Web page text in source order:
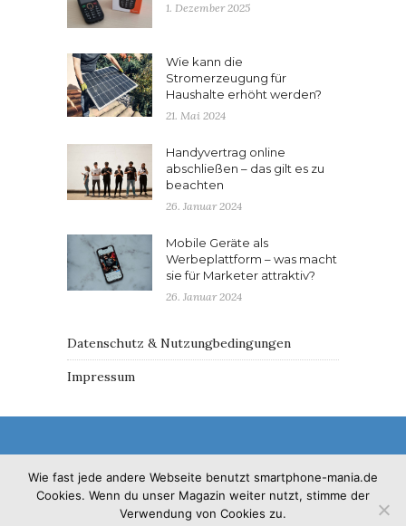
1. Dezember 2025
Wie kann die
Stromerzeugung für
Haushalte erhöht werden?
21. Mai 2024
Handyvertrag online
abschließen – das gilt es zu
beachten
26. Januar 2024
Mobile Geräte als
Werbeplattform – was macht
sie für Marketer attraktiv?
26. Januar 2024
Datenschutz & Nutzungbedingungen
Impressum
© 2017 - Solo Pine. All Rights Reserved. Designed &
Wie fast jede andere Webseite benutzt smartphone-mania.de
Cookies. Wenn du unser Magazin weiter nutzt, stimme der
Verwendung von Cookies zu.